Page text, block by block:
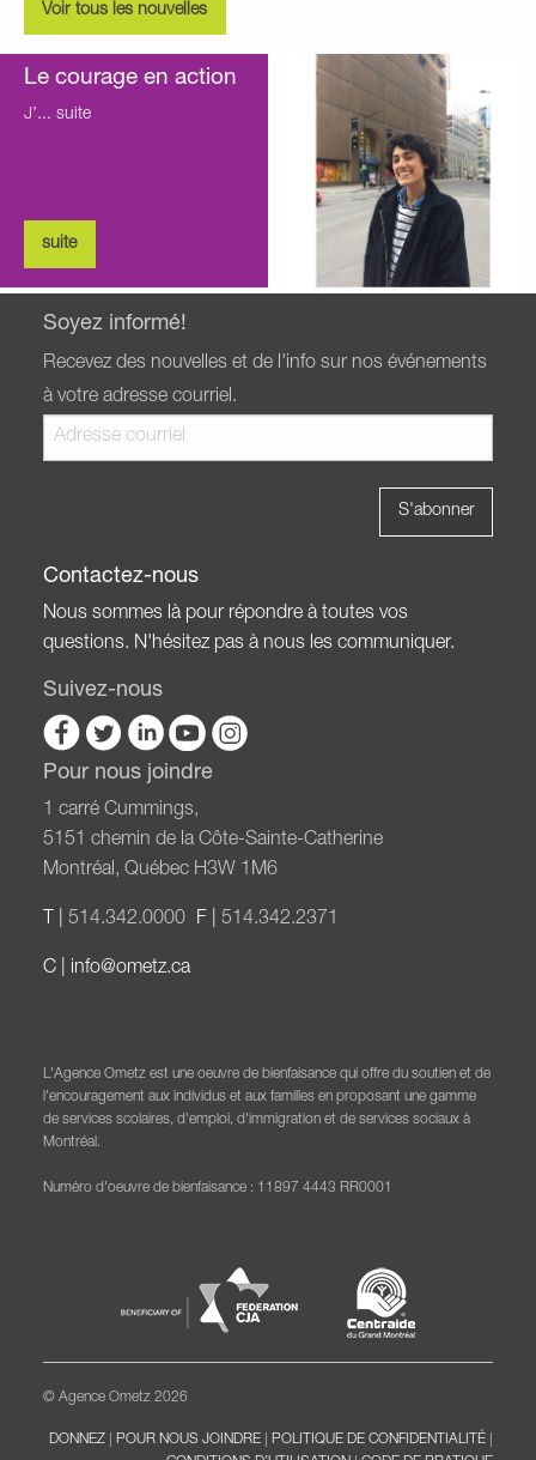
Voir tous les nouvelles
Le courage en action
J’... suite
suite
Soyez informé!
Recevez des nouvelles et de l'info sur nos événements
à votre adresse courriel.
Contactez-nous
Nous sommes là pour répondre à toutes vos
questions. N'hésitez pas à nous les communiquer.
Suivez-nous
Pour nous joindre
1 carré Cummings,
5151 chemin de la Côte-Sainte-Catherine
Montréal, Québec H3W 1M6
T | 514.342.0000 F | 514.342.2371
C | info@ometz.ca
L'Agence Ometz est une oeuvre de bienfaisance qui offre du soutien et de
l'encouragement aux individus et aux familles en proposant une gamme
de services scolaires, d'emploi, d'immigration et de services sociaux à
Montréal.
Numéro d'oeuvre de bienfaisance : 11897 4443 RR0001
© Agence Ometz 2026
DONNEZ POUR NOUS JOINDRE POLITIQUE DE CONFIDENTIALITÉ